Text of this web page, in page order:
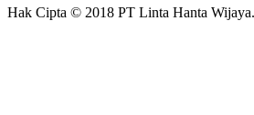
Hak Cipta © 2018 PT Linta Hanta